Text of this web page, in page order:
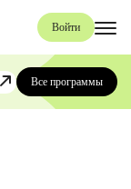
Войти
Все программы